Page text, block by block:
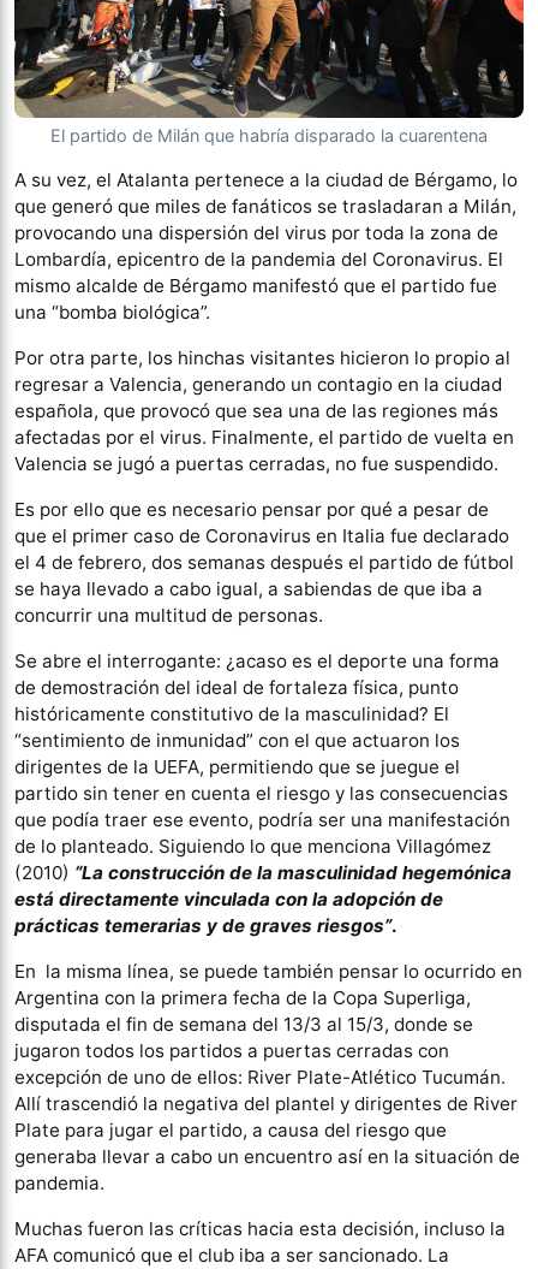
El partido de Milán que habría disparado la cuarentena
A su vez, el Atalanta pertenece a la ciudad de Bérgamo, lo
que generó que miles de fanáticos se trasladaran a Milán,
provocando una dispersión del virus por toda la zona de
Lombardía, epicentro de la pandemia del Coronavirus. El
mismo alcalde de Bérgamo manifestó que el partido fue
una “bomba biológica”.
Por otra parte, los hinchas visitantes hicieron lo propio al
regresar a Valencia, generando un contagio en la ciudad
española, que provocó que sea una de las regiones más
afectadas por el virus. Finalmente, el partido de vuelta en
Valencia se jugó a puertas cerradas, no fue suspendido.
Es por ello que es necesario pensar por qué a pesar de
que el primer caso de Coronavirus en Italia fue declarado
el 4 de febrero, dos semanas después el partido de fútbol
se haya llevado a cabo igual, a sabiendas de que iba a
concurrir una multitud de personas.
Se abre el interrogante: ¿acaso es el deporte una forma
de demostración del ideal de fortaleza física, punto
históricamente constitutivo de la masculinidad? El
“sentimiento de inmunidad” con el que actuaron los
dirigentes de la UEFA, permitiendo que se juegue el
partido sin tener en cuenta el riesgo y las consecuencias
que podía traer ese evento, podría ser una manifestación
de lo planteado. Siguiendo lo que menciona Villagómez
(2010) “La construcción de la masculinidad hegemónica
está directamente vinculada con la adopción de
prácticas temerarias y de graves riesgos”.
En la misma línea, se puede también pensar lo ocurrido en
Argentina con la primera fecha de la Copa Superliga,
disputada el fin de semana del 13/3 al 15/3, donde se
jugaron todos los partidos a puertas cerradas con
excepción de uno de ellos: River Plate-Atlético Tucumán.
Allí trascendió la negativa del plantel y dirigentes de River
Plate para jugar el partido, a causa del riesgo que
generaba llevar a cabo un encuentro así en la situación de
pandemia.
Muchas fueron las críticas hacia esta decisión, incluso la
AFA comunicó que el club iba a ser sancionado. La